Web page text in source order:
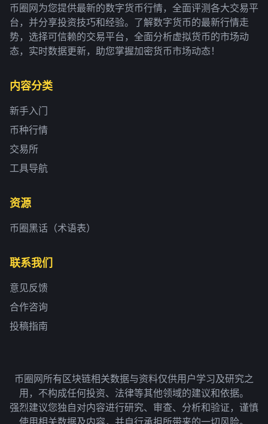
币圈网为您提供最新的数字货币行情，全面评测各大交易平
台，并分享投资技巧和经验。了解数字货币的最新行情走
势，选择可信赖的交易平台，全面分析虚拟货币的市场动
态，实时数据更新，助您掌握加密货币市场动态！
内容分类
新手入门
币种行情
交易所
工具导航
资源
币圈黑话（术语表）
联系我们
意见反馈
合作咨询
投稿指南
币圈网所有区块链相关数据与资料仅供用户学习及研究之
用，不构成任何投资、法律等其他领域的建议和依据。
强烈建议您独自对内容进行研究、审查、分析和验证，谨慎